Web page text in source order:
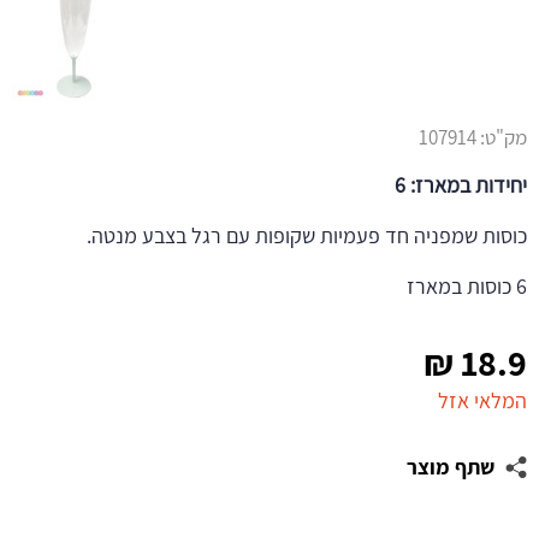
18.9
₪
המלאי אזל
שתף מוצר
מק"ט:107914
יחידות במארז: 6
כוסות שמפניה חד פעמיות שקופות עם רגל בצבע מנטה.
6 כוסות במארז